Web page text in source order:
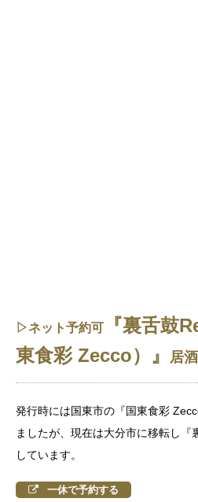
▷ネット予約可
『裏舌鼓
東食彩 Zecco） 』 居
発行時には国東市の『国東食彩
ましたが、現在は大分市に移転し
しています。
一休で予約する